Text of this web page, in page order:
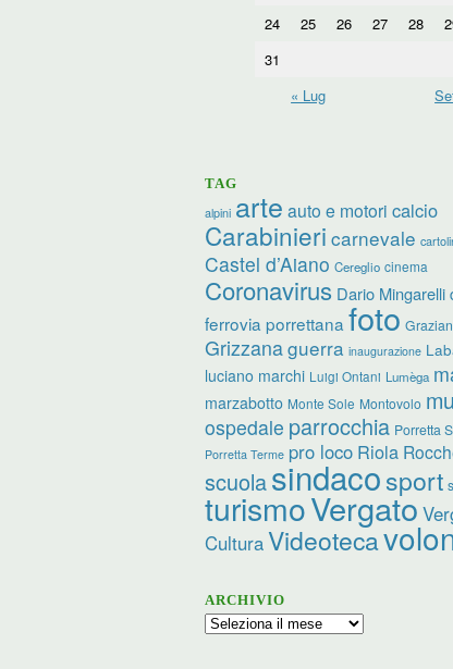
24
25 26 27 28
31
« Lug
TAG
alpini arte auto e motori calcio
Carabinieri carnevale
Castel d’Aiano Cereglio cinema
Coronavirus Dario Mingarelli
ferrovia porrettana foto
Grizzanaguerra inaugurazione
luciano marchi Luigi Ontani Lumèga
marzabotto Monte Sole Montovolo
ospedale parrocchia Porretta
Porretta Terme pro loco Riola
scuolasindacosport
turismoVergato
CulturaVideoteca
ARCHIVIO
Archivio